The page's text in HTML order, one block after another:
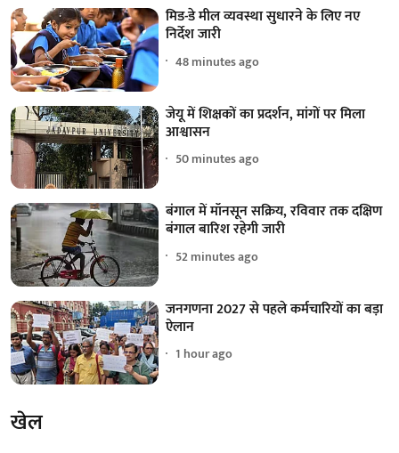
मिड-डे मील व्यवस्था सुधारने के लिए नए
निर्देश जारी
48 minutes ago
जेयू में शिक्षकों का प्रदर्शन, मांगों पर मिला
आश्वासन
50 minutes ago
बंगाल में मॉनसून सक्रिय, रविवार तक दक्षिण
बंगाल बारिश रहेगी जारी
52 minutes ago
जनगणना 2027 से पहले कर्मचारियों का बड़ा
ऐलान
1 hour ago
खेल